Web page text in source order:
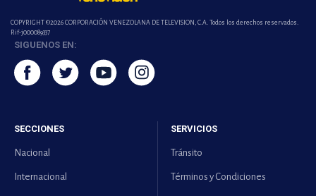
COPYRIGHT ©2026 CORPORACIÓN VENEZOLANA DE TELEVISION, C.A. Todos los derechos reservados.
Rif-j000089337
SIGUENOS EN:
SECCIONES
Nacional
Internacional
SERVICIOS
Tránsito
Términos y Condiciones